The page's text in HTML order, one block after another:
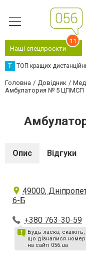
Наші спецпроєкти
11
Т ТОП кращих
Головна Довідник
Амбулатория № 5
Опис Відгуки
49000,
6-Б
+380 763-30-59
Будь ласка, скажіть,
що дізналися номер
на сайті 056.ua